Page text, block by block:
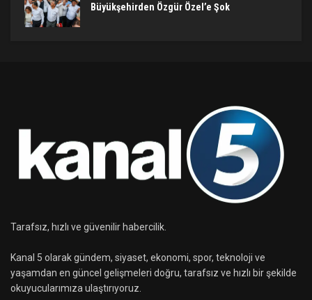
Büyükşehirden Özgür Özel’e Şok
Tarafsız, hızlı ve güvenilir habercilik.
Kanal 5 olarak gündem, siyaset, ekonomi, spor, teknoloji ve
yaşamdan en güncel gelişmeleri doğru, tarafsız ve hızlı bir şekilde
okuyucularımıza ulaştırıyoruz.